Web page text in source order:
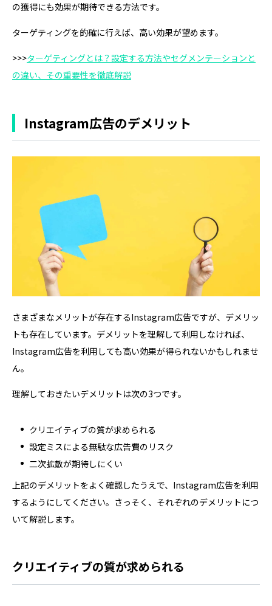
の獲得にも効果が期待できる方法です。
ターゲティングを的確に行えば、高い効果が望めます。
>>>ターゲティングとは？設定する方法やセグメンテーションと
の違い、その重要性を徹底解説
Instagram広告のデメリット
さまざまなメリットが存在するInstagram広告ですが、デメリッ
トも存在しています。デメリットを理解して利用しなければ、
Instagram広告を利用しても高い効果が得られないかもしれませ
ん。
理解しておきたいデメリットは次の3つです。
クリエイティブの質が求められる
設定ミスによる無駄な広告費のリスク
二次拡散が期待しにくい
上記のデメリットをよく確認したうえで、Instagram広告を利用
するようにしてください。さっそく、それぞれのデメリットにつ
いて解説します。
クリエイティブの質が求められる